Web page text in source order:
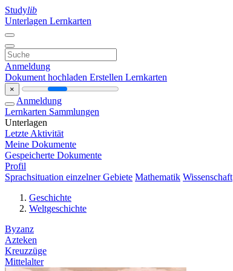
Studylib
Unterlagen Lernkarten
Anmeldung
Dokument hochladen Erstellen Lernkarten
×
Anmeldung
Lernkarten Sammlungen
Unterlagen
Letzte Aktivität
Meine Dokumente
Gespeicherte Dokumente
Profil
Sprachsituation einzelner Gebiete Mathematik Wissenschaft
Geschichte
Weltgeschichte
Byzanz
Azteken
Kreuzzüge
Mittelalter